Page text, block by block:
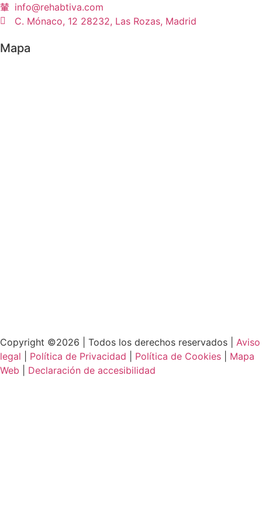
info@rehabtiva.com
C. Mónaco, 12 28232, Las Rozas, Madrid
Mapa
Copyright ©2026 | Todos los derechos reservados | Aviso
legal
Política de Privacidad Política de Cookies
Mapa
Web
Declaración de accesibilidad